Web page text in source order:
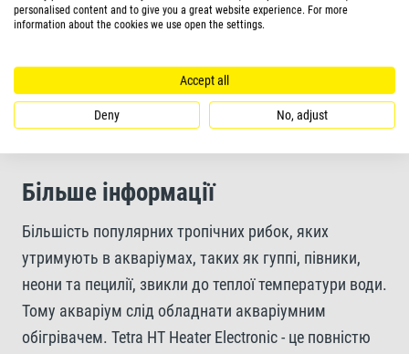
2 роки гарантії
Більше інформації
Більшість популярних тропічних рибок, яких
утримують в акваріумах, таких як гуппі, півники,
неони та пецилії, звикли до теплої температури води.
Тому акваріум слід обладнати акваріумним
обігрівачем. Tetra HT Heater Electronic - це повністю
personalised content and to give you a great website experience. For more
information about the cookies we use open the settings.
Accept all
Deny No, adjust